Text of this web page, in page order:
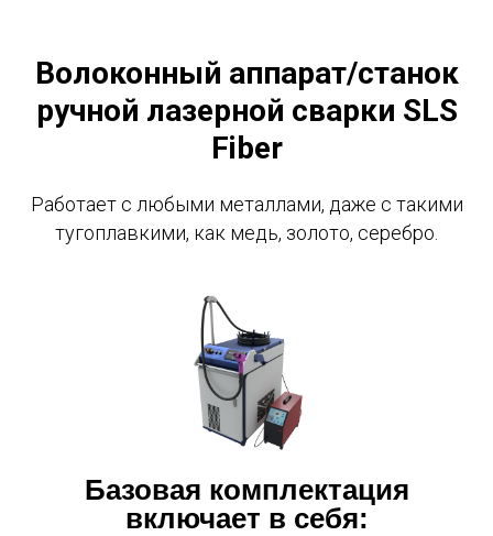
Волоконный аппарат/станок
ручной лазерной сварки SLS
Fiber
Работает с любыми металлами, даже с такими
тугоплавкими, как медь, золото, серебро.
Базовая комплектация
включает в себя: